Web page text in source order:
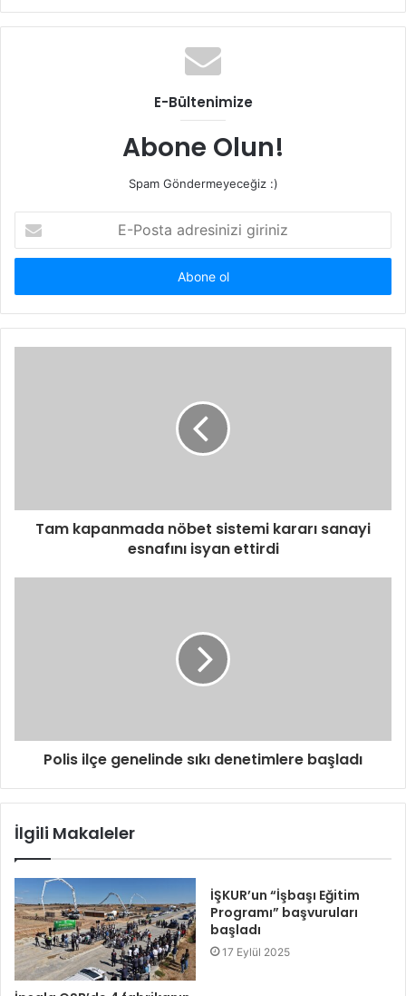
E-Bültenimize
Abone Olun!
Spam Göndermeyeceğiz :)
Posta
adresinizi
Tam kapanmada nöbet sistemi kararı sanayi
esnafını isyan ettirdi
Polis ilçe genelinde sıkı denetimlere başladı
İlgili Makaleler
İŞKUR’un “İşbaşı Eğitim
Programı” başvuruları
başladı
17 Eylül 2025